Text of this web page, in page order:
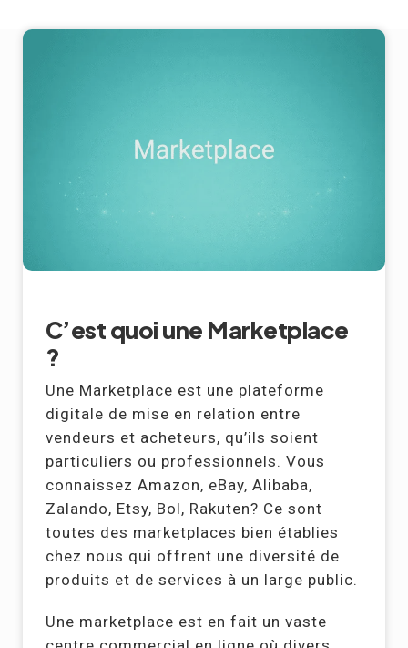
C’est quoi une Marketplace
?
Une Marketplace est une plateforme
digitale de mise en relation entre
vendeurs et acheteurs, qu’ils soient
particuliers ou professionnels. Vous
connaissez Amazon, eBay, Alibaba,
Zalando, Etsy, Bol, Rakuten? Ce sont
toutes des marketplaces bien établies
chez nous qui offrent une diversité de
produits et de services à un large public.
Une marketplace est en fait un vaste